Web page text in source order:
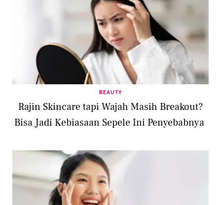
BEAUTY
Rajin Skincare tapi Wajah Masih Breakout?
Bisa Jadi Kebiasaan Sepele Ini Penyebabnya